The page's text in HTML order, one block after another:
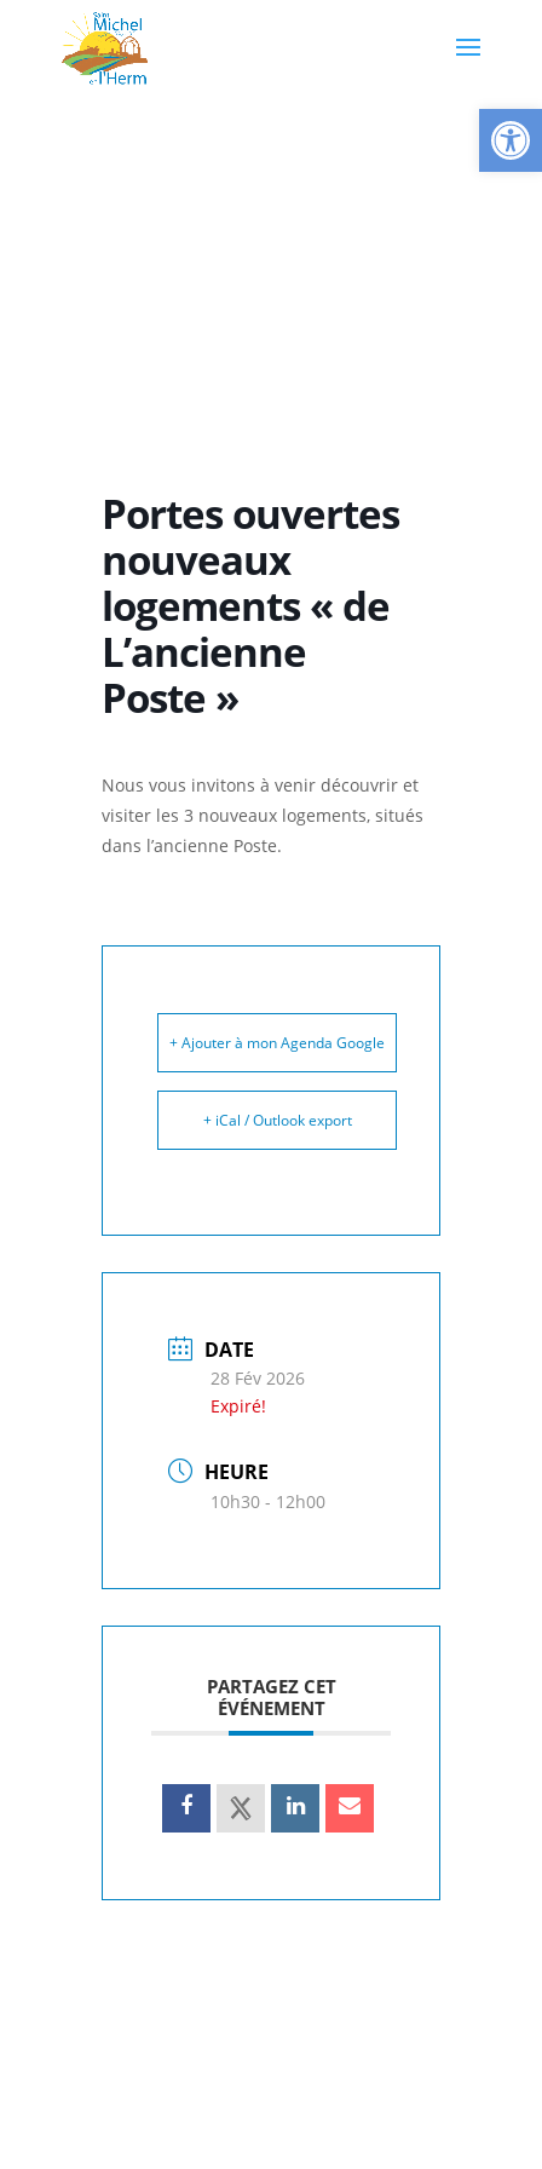
Portes ouvertes
nouveaux
logements « de
L’ancienne
Poste »
Nous vous invitons à venir découvrir et
visiter les 3 nouveaux logements, situés
dans l’ancienne Poste.
+ Ajouter à mon Agenda Google
+ iCal / Outlook export
DATE
28 Fév 2026
Expiré!
HEURE
10h30 - 12h00
PARTAGEZ CET
ÉVÉNEMENT
Ouvrir